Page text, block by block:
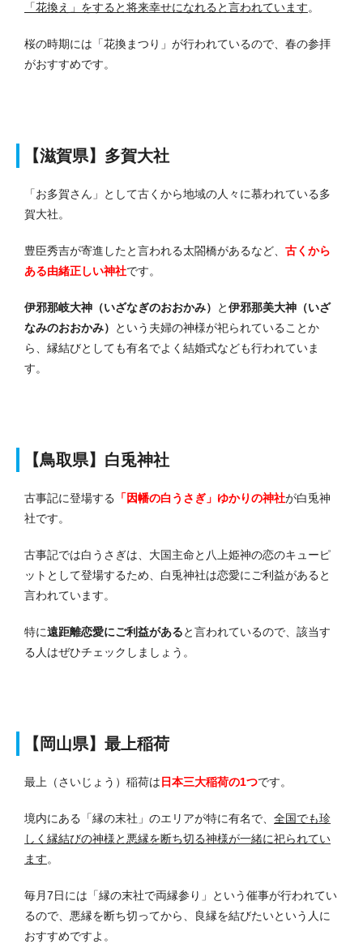
「花換え」をすると将来幸せになれると言われています。
桜の時期には「花換まつり」が行われているので、春の参拝
がおすすめです。
【滋賀県】多賀大社
「お多賀さん」として古くから地域の人々に慕われている多
賀大社。
豊臣秀吉が寄進したと言われる太閤橋があるなど、 古くから
ある由緒正しい神社です。
伊邪那岐大神（いざなぎのおおかみ） と伊邪那美大神（いざ
なみのおおかみ）
という夫婦の神様が祀られていることか
ら、縁結びとしても有名でよく結婚式なども行われていま
す。
【鳥取県】白兎神社
古事記に登場する 「因幡の白うさぎ」ゆかりの神社が白兎神
社です。
古事記では白うさぎは、大国主命と八上姫神の恋のキューピ
ットとして登場するため、白兎神社は恋愛にご利益があると
言われています。
特に遠距離恋愛にご利益があると言われているので、該当す
る人はぜひチェックしましょう。
【岡山県】最上稲荷
最上（さいじょう）稲荷は 日本三大稲荷の1つです。
境内にある「縁の末社」のエリアが特に有名で、 全国でも珍
しく縁結びの神様と悪縁を断ち切る神様が一緒に祀られてい
ます。
毎月7日には「縁の末社で両縁参り」という催事が行われてい
るので、悪縁を断ち切ってから、良縁を結びたいという人に
おすすめですよ。